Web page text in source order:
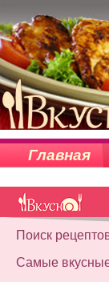
Главная
Поиск
Самые